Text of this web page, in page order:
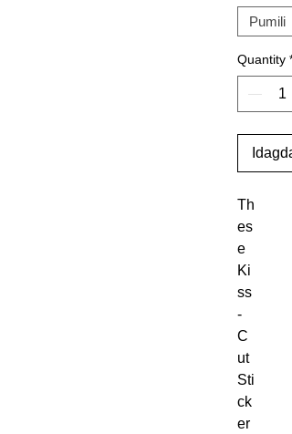
Quantity *
Th
es
e
Ki
ss
-
C
ut
Sti
ck
er